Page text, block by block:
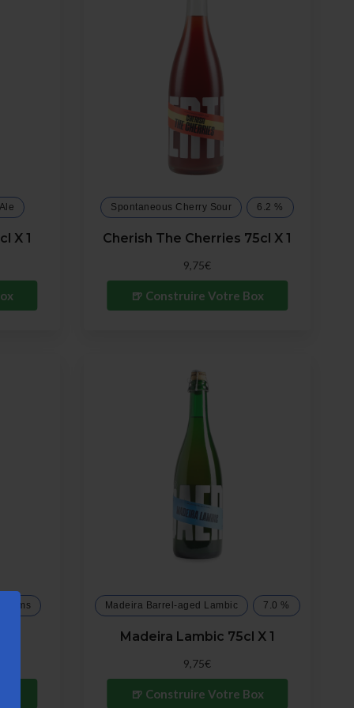
X 1
Spontaneous Cherry Sour 6.2 %
Cherish The Cherries 75cl X 1
9,75€
🍺 Construire Votre Box
Plums Madeira Barrel-aged Lambic 7.0 %
Madeira Lambic 75cl X 1
9,75€
🍺 Construire Votre Box